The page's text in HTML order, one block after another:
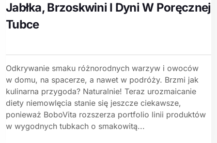
Jabłka, Brzoskwini I Dyni W Poręcznej
Tubce
Odkrywanie smaku różnorodnych warzyw i owoców
w domu, na spacerze, a nawet w podróży. Brzmi jak
kulinarna przygoda? Naturalnie! Teraz urozmaicanie
diety niemowlęcia stanie się jeszcze ciekawsze,
ponieważ BoboVita rozszerza portfolio linii produktów
w wygodnych tubkach o smakowitą...